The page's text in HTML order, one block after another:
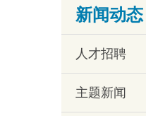
新闻动态
人才招聘
主题新闻